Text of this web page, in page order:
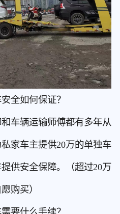
如何保证？
辆运输师傅都有多年从
家车主提供20万的单独车
供安全保障。（超过20万
购买）